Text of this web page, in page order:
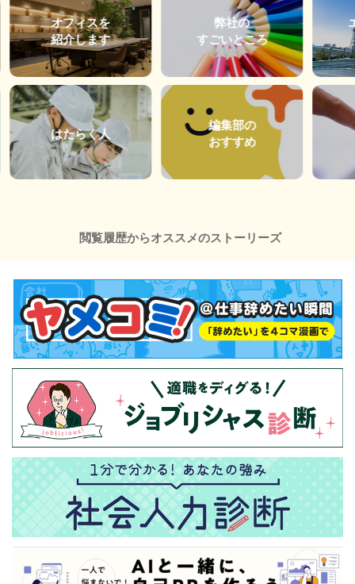
オフィスを
紹介します
はたらく人
弊社の
すごいところ
編集部の
おすすめ
閲覧履歴からオススメのストーリーズ